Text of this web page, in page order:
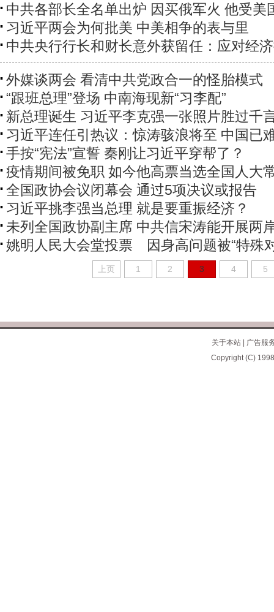
中共各部长全名单出炉 因买俄军火 他受美
习近平两会为何批美 中美相争的表与里
中共央行行长和财长意外获留任：应对经
外媒谈两会 看清中共党政合一的怪胎模式
“跟班总理”登场 中南海现新“习李配”
新总理诞生 习近平李克强一张照片胜过千
习近平连任引热议：惊涛骇浪将至 中国已
手按“宪法”宣誓 秦刚让习近平穿帮了？
疫情期间被免职 如今他高票当选全国人大
全国政协会议闭幕会 通过5项决议或报告
习近平挑李强当总理 就是要重振经济？
未列全国政协副主席 中共信宋涛能开展两
姚明人民大会堂投票 因身高问题被“特殊
上页 1 2 3 4 5
关于本站| 广告服
Copyright (C)